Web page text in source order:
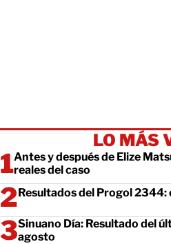
LO MÁS
Antes y después de Elize
reales del caso
Resultados del Progol 2344:
Sinuano Día: Resultado del
agosto